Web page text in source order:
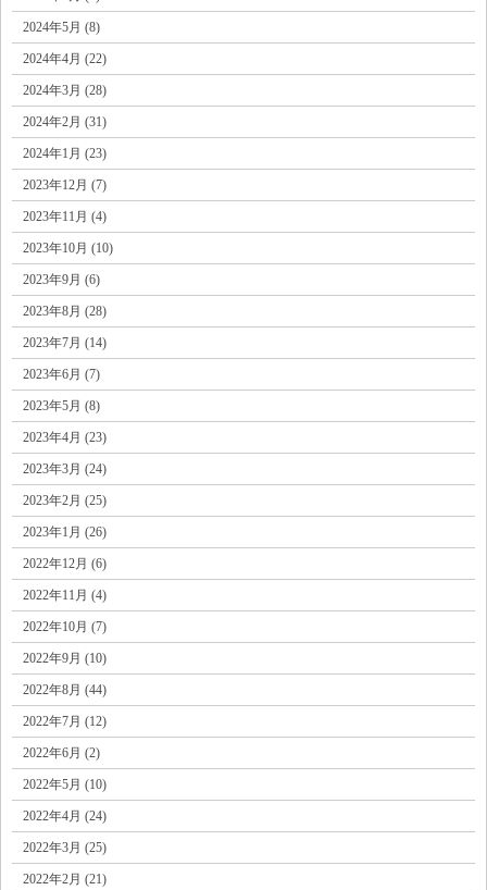
2024年5月 (8)
2024年4月 (22)
2024年3月 (28)
2024年2月 (31)
2024年1月 (23)
2023年12月 (7)
2023年11月 (4)
2023年10月 (10)
2023年9月 (6)
2023年8月 (28)
2023年7月 (14)
2023年6月 (7)
2023年5月 (8)
2023年4月 (23)
2023年3月 (24)
2023年2月 (25)
2023年1月 (26)
2022年12月 (6)
2022年11月 (4)
2022年10月 (7)
2022年9月 (10)
2022年8月 (44)
2022年7月 (12)
2022年6月 (2)
2022年5月 (10)
2022年4月 (24)
2022年3月 (25)
2022年2月 (21)